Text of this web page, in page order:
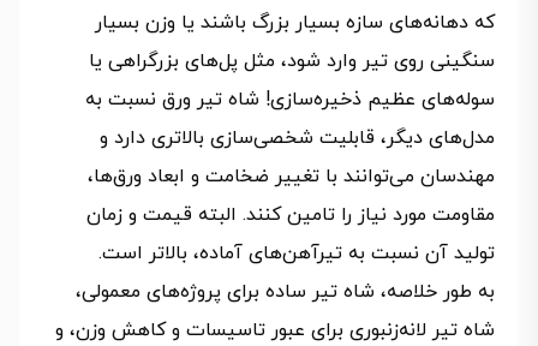
که دهانه‌های سازه بسیار بزرگ باشند یا وزن بسیار
سنگینی روی تیر وارد شود، مثل پل‌های بزرگراهی یا
سوله‌های عظیم ذخیره‌سازی! شاه تیر ورق نسبت به
مدل‌های دیگر، قابلیت شخصی‌سازی بالاتری دارد و
مهندسان می‌توانند با تغییر ضخامت و ابعاد ورق‌ها،
مقاومت مورد نیاز را تامین کنند. البته قیمت و زمان
تولید آن نسبت به تیرآهن‌های آماده، بالاتر است.
به‌ طور خلاصه، شاه تیر ساده برای پروژه‌های معمولی،
شاه تیر لانه‌زنبوری برای عبور تاسیسات و کاهش وزن، و